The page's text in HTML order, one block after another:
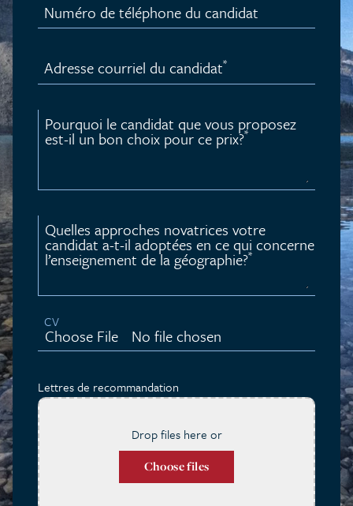
Numéro de téléphone du candidat
Adresse courriel du candidat*
Pourquoi le candidat que vous proposez
est-il un bon choix pour ce prix?*
Quelles approches novatrices votre
candidat a-t-il adoptées en ce qui concerne
l’enseignement de la géographie?*
CV
Choose File No file chosen
Lettres de recommandation
Drop files here or
Choose files